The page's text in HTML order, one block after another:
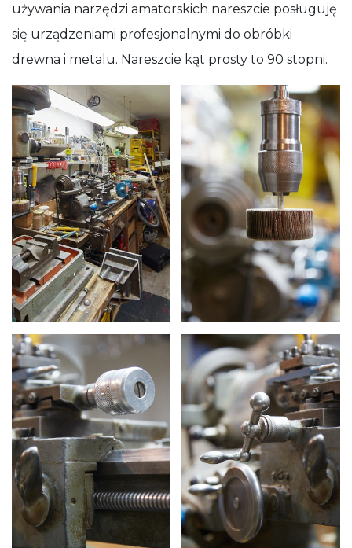
używania narzędzi amatorskich nareszcie posługuję
się urządzeniami profesjonalnymi do obróbki
drewna i metalu. Nareszcie kąt prosty to 90 stopni.